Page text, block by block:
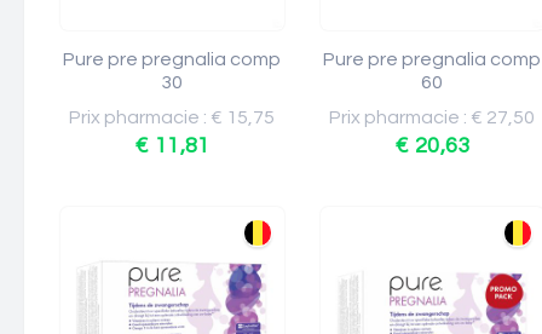
Pure pre pregnalia comp
30
Prix pharmacie : € 15,75
€ 11,81
Pure pre pregnalia comp
60
Prix pharmacie : € 27,50
€ 20,63